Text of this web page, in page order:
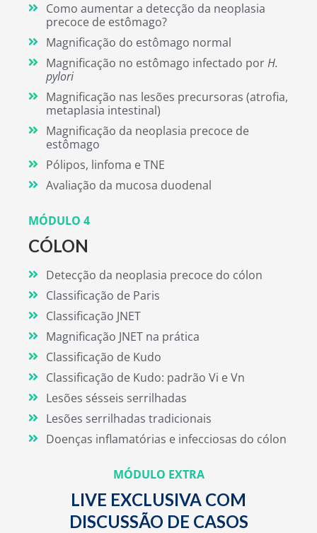
Como aumentar a detecção da neoplasia
precoce de estômago?
Magnificação do estômago normal
Magnificação no estômago infectado porH.
pylori
Magnificação nas lesões precursoras (atrofia,
metaplasia intestinal)
Magnificação da neoplasia precoce de
estômago
Pólipos, linfoma e TNE
Avaliação da mucosa duodenal
MÓDULO 4
CÓLON
Detecção da neoplasia precoce do cólon
Classificação de Paris
Classificação JNET
Magnificação JNET na prática
Classificação de Kudo
Classificação de Kudo: padrão Vi e Vn
Lesões sésseis serrilhadas
Lesões serrilhadas tradicionais
Doenças inflamatórias e infecciosas do cólon
MÓDULO EXTRA
LIVE EXCLUSIVA COM
DISCUSSÃO DE CASOS